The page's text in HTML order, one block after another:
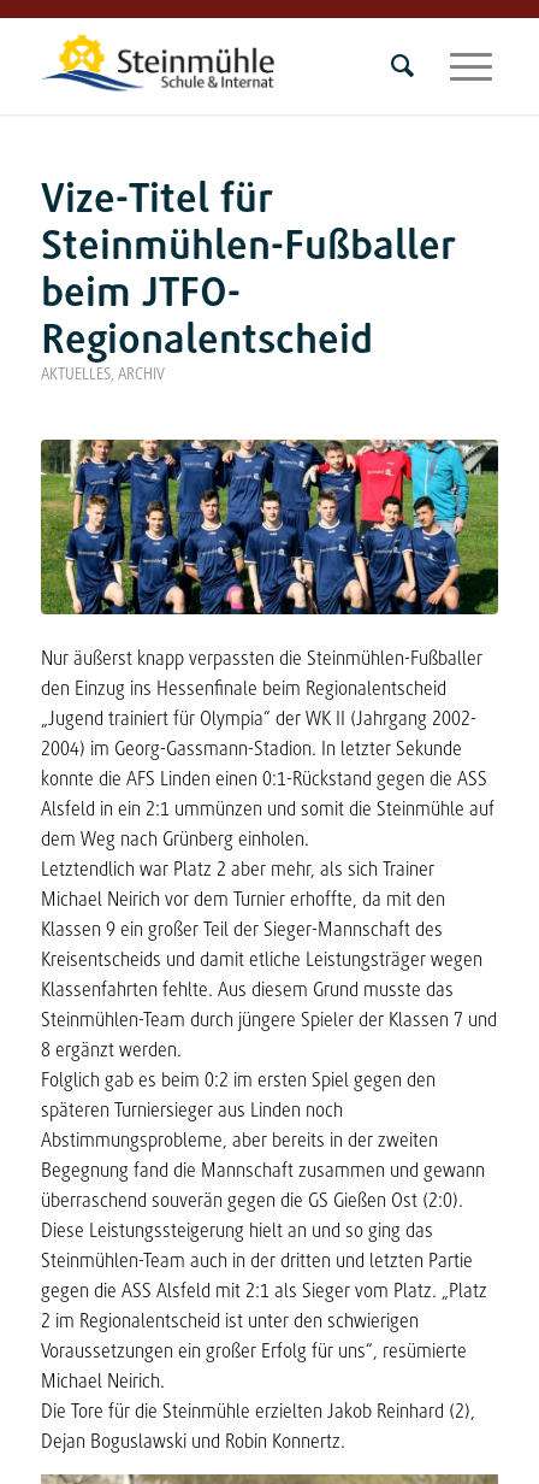
Vize-Titel für
Steinmühlen-Fußballer
beim JTFO-
Regionalentscheid
AKTUELLES, ARCHIV
Nur äußerst knapp verpassten die Steinmühlen-Fußballer
den Einzug ins Hessenfinale beim Regionalentscheid
„Jugend trainiert für Olympia“ der WK II (Jahrgang 2002-
2004) im Georg-Gassmann-Stadion. In letzter Sekunde
konnte die AFS Linden einen 0:1-Rückstand gegen die ASS
Alsfeld in ein 2:1 ummünzen und somit die Steinmühle auf
dem Weg nach Grünberg einholen.
Letztendlich war Platz 2 aber mehr, als sich Trainer
Michael Neirich vor dem Turnier erhoffte, da mit den
Klassen 9 ein großer Teil der Sieger-Mannschaft des
Kreisentscheids und damit etliche Leistungsträger wegen
Klassenfahrten fehlte. Aus diesem Grund musste das
Steinmühlen-Team durch jüngere Spieler der Klassen 7 und
8 ergänzt werden.
Folglich gab es beim 0:2 im ersten Spiel gegen den
späteren Turniersieger aus Linden noch
Abstimmungsprobleme, aber bereits in der zweiten
Begegnung fand die Mannschaft zusammen und gewann
überraschend souverän gegen die GS Gießen Ost (2:0).
Diese Leistungssteigerung hielt an und so ging das
Steinmühlen-Team auch in der dritten und letzten Partie
gegen die ASS Alsfeld mit 2:1 als Sieger vom Platz. „Platz
2 im Regionalentscheid ist unter den schwierigen
Voraussetzungen ein großer Erfolg für uns“, resümierte
Michael Neirich.
Die Tore für die Steinmühle erzielten Jakob Reinhard (2),
Dejan Boguslawski und Robin Konnertz.